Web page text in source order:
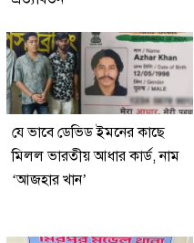
যে ভাবে ডেভিড ইমনের কাছে
মিলল ভারতীয় আধার কার্ড, নাম
‘আজহার খান’